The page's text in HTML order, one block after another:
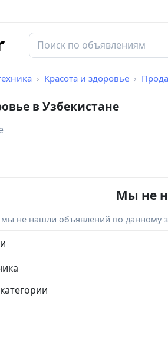
Красота и здоровье
в Узбекистане
Мы не
не нашли объявлений по данному